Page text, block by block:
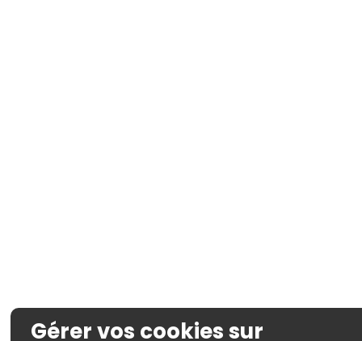
Gérer vos cookies sur